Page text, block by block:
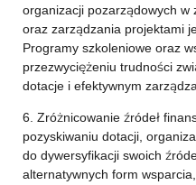
organizacji pozarządowych w
oraz zarządzania projektami
Programy szkoleniowe oraz
przezwyciężeniu trudności
dotacje i efektywnym
6. Zróżnicowanie źródeł
pozyskiwaniu dotacji,
do dywersyfikacji swoich
alternatywnych form